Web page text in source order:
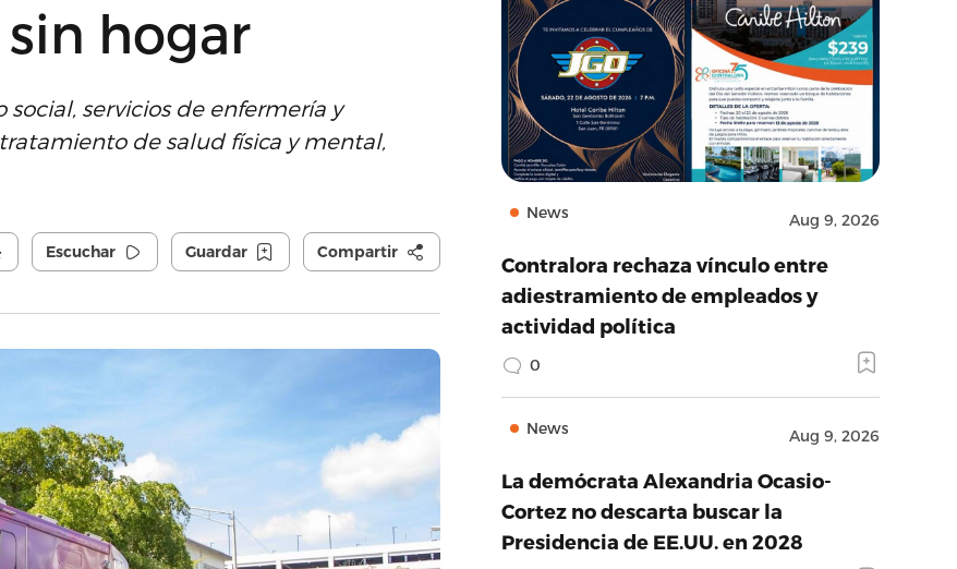
hogar
servicios de enfermería y
de salud física y mental,
Escuchar Guardar Compartir
News Aug 9, 2026
Contralora rechaza vínculo entre
adiestramiento de empleados y
actividad política
0
News Aug 9, 2026
La demócrata Alexandria Ocasio-
Cortez no descarta buscar la
Presidencia de EE.UU. en 2028